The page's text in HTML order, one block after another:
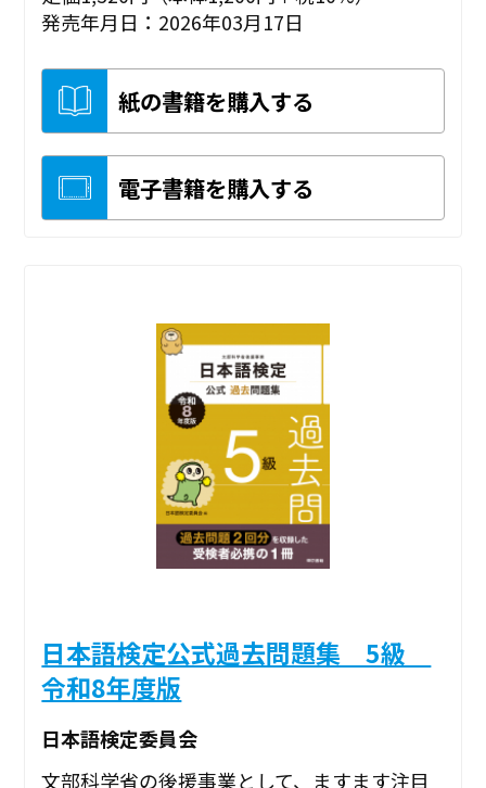
発売年月日：2026年03月17日
紙の書籍を購入する
電子書籍を購入する
日本語検定公式過去問題集 5級
令和8年度版
日本語検定委員会
文部科学省の後援事業として、ますます注目